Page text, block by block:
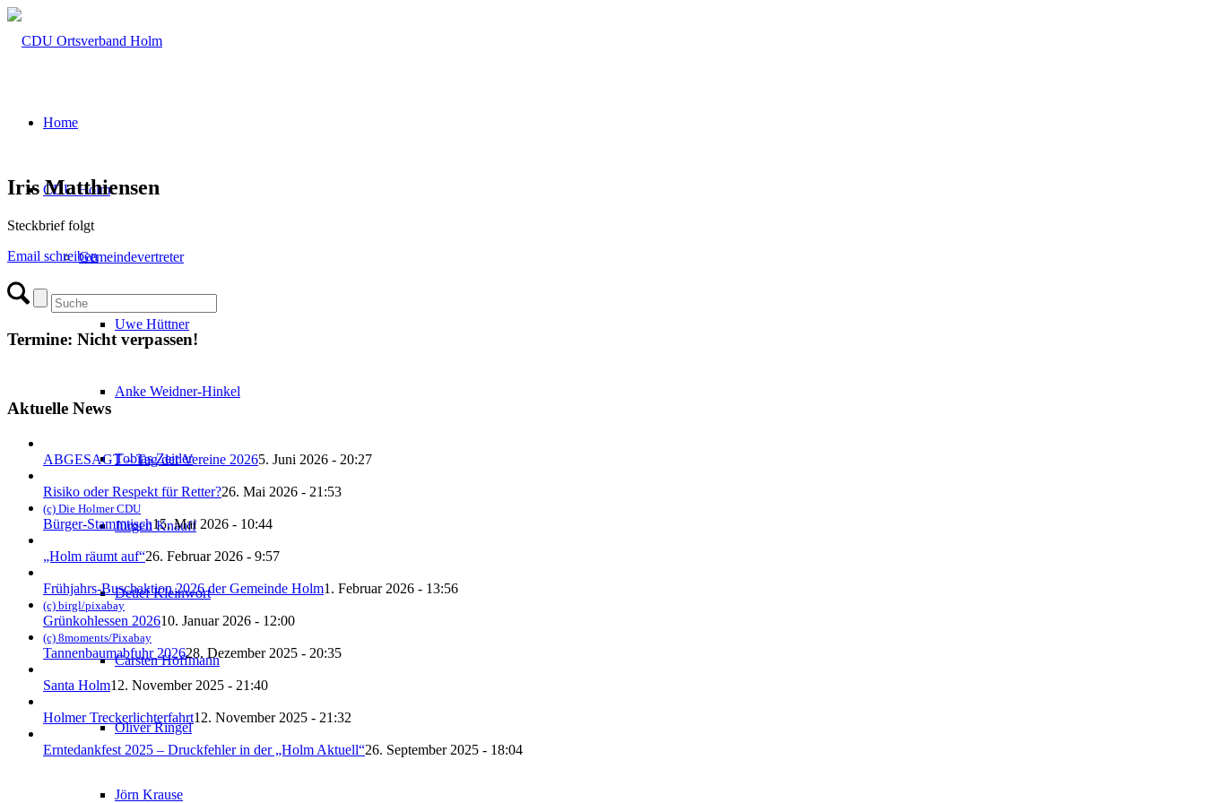
Home
CDU Holm
Gemeindevertreter
Uwe Hüttner
Anke Weidner-Hinkel
Tobias Zeitler
Jürgen Knauff
Detlef Kleinwort
Carsten Hoffmann
Oliver Ringel
Jörn Krause
Iris Matthiensen
Steckbrief folgt
Email schreiben
Termine: Nicht verpassen!
Aktuelle News
ABGESAGT – Tag der Vereine 20265. Juni 2026 - 20:27
Risiko oder Respekt für Retter?26. Mai 2026 - 21:53
(c) Die Holmer CDU
Bürger-Stammtisch15. Mai 2026 - 10:44
„Holm räumt auf“26. Februar 2026 - 9:57
Frühjahrs-Buschaktion 2026 der Gemeinde Holm1. Februar 2026 - 13:56
(c) birgl/pixabay
Grünkohlessen 202610. Januar 2026 - 12:00
(c) 8moments/Pixabay
Tannenbaumabfuhr 202628. Dezember 2025 - 20:35
Santa Holm12. November 2025 - 21:40
Holmer Treckerlichterfahrt12. November 2025 - 21:32
Erntedankfest 2025 – Druckfehler in der „Holm Aktuell“26. September 2025 - 18:04